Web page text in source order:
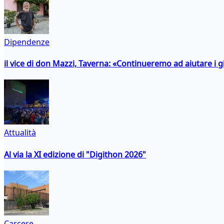
Dipendenze
il vice di don Mazzi, Taverna: «Continueremo ad aiutare i
Attualità
Al via la XI edizione di "Digithon 2026"